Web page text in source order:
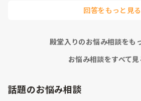
あたりまえの様に前残業・残業手当ては
あまりにも酷いと感じています。
皆さんのご意見を頂ければと思います
回答をもっと見る
殿堂入りのお悩み相談をも
お悩み相談をすべて見
話題のお悩み相談